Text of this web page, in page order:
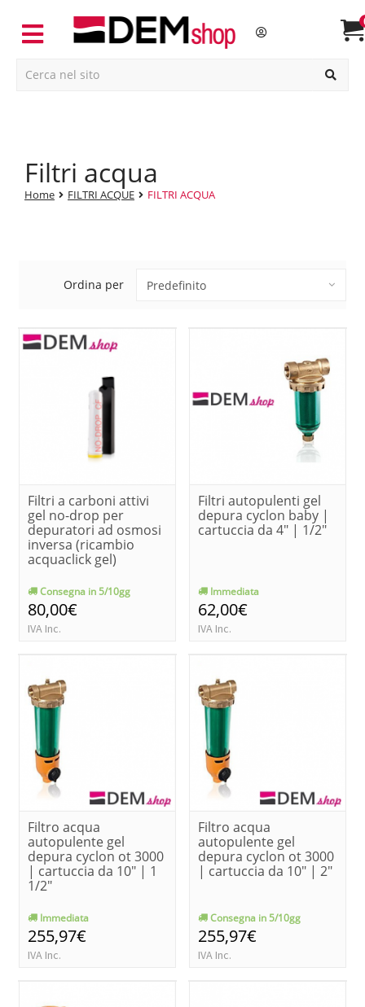
filtri acqua
Home FILTRI ACQUE FILTRI ACQUA
Ordina per
Filtri a carboni attivi
gel no-drop per
depuratori ad osmosi
inversa (ricambio
acquaclick gel)
Consegna in 5/10gg
80,00€
IVA Inc.
Filtri autopulenti gel
depura cyclon baby |
cartuccia da 4" | 1/2"
Immediata
62,00€
IVA Inc.
Filtro acqua
autopulente gel
depura cyclon ot 3000
| cartuccia da 10" | 1
1/2"
Immediata
255,97€
IVA Inc.
Filtro acqua
autopulente gel
depura cyclon ot 3000
| cartuccia da 10" | 2"
Consegna in 5/10gg
255,97€
IVA Inc.